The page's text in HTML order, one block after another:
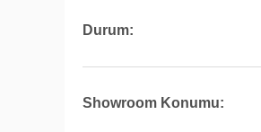
Durum:
Showroom Konumu: